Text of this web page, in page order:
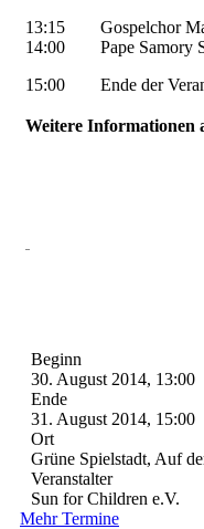
13:15 Gospelchor
14:00 Pape Samory
15:00 Ende der
Weitere Informationen
Beginn
30. August 2014, 13:00
Ende
31. August 2014, 15:00
Ort
Grüne Spielstadt, Auf
Veranstalter
Sun for Children e.V.
Mehr Termine